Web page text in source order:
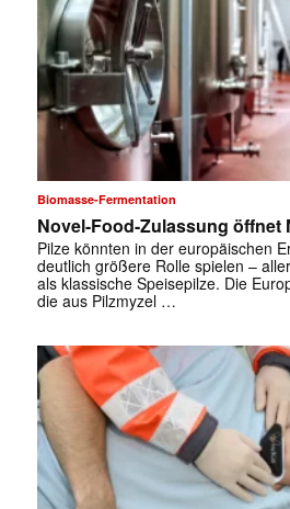
Biomasse-Fermentation
Novel-Food-Zulassung öffnet
Pilze könnten in der europäischen
deutlich größere Rolle spielen –
als klassische Speisepilze. Die
die aus Pilzmyzel …